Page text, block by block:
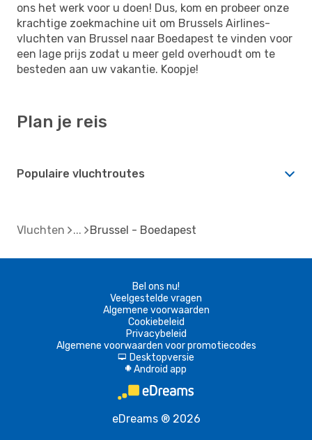
ons het werk voor u doen! Dus, kom en probeer onze
krachtige zoekmachine uit om Brussels Airlines-
vluchten van Brussel naar Boedapest te vinden voor
een lage prijs zodat u meer geld overhoudt om te
besteden aan uw vakantie. Koopje!
Plan je reis
Populaire vluchtroutes
Vluchten Brussel - Boedapest
Bel ons nu!
Veelgestelde vragen
Algemene voorwaarden
Cookiebeleid
Privacybeleid
Algemene voorwaarden voor promotiecodes
d Desktopversie
A Android app
eDreams ® 2026